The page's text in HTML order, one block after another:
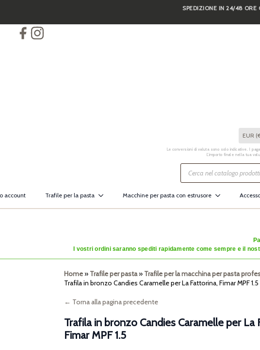
content
SPEDIZIONE IN 24/48 ORE
EUR
Le conversioni di valuta sono solo indicative. I
L’importo finale nella tua
Ricerca
prodotti
account Trafile per la pasta Macchine per pasta con estrusore
I vostri ordini saranno spediti rapidamente come sempre e il
Home» Trafile per pasta» Trafile per la macchina per pasta
Trafila in bronzo Candies Caramelle per La Fattorina, Fimar MPF 1.5
← Torna alla pagina precedente
Trafila in bronzo Candies Caramelle per La
Fimar MPF 1.5